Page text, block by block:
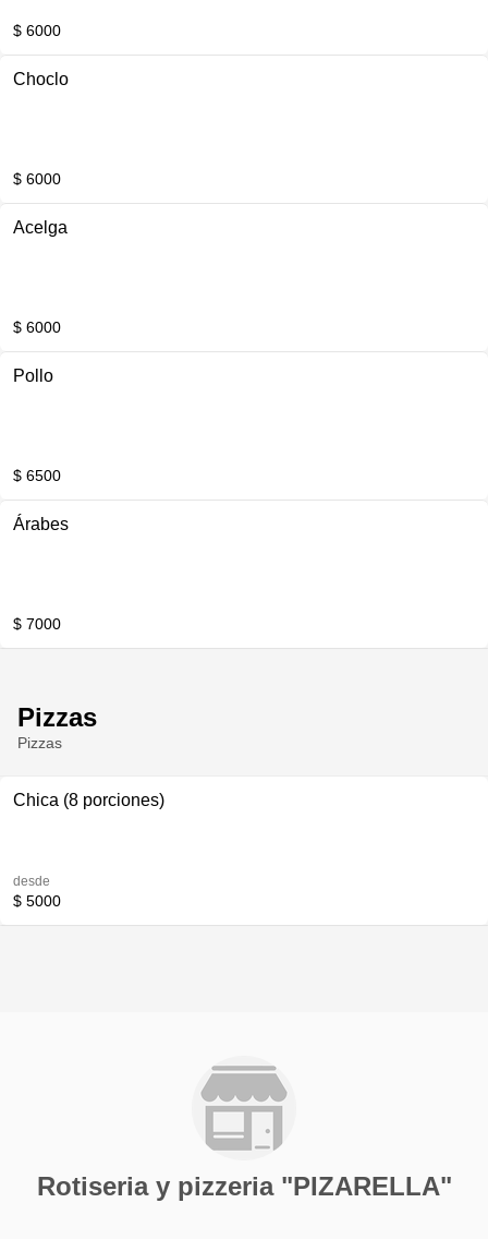
$ 6000
Choclo
$ 6000
Acelga
$ 6000
Pollo
$ 6500
Árabes
$ 7000
Pizzas
Pizzas
Chica (8 porciones)
desde
$ 5000
Rotiseria y pizzeria "PIZARELLA"